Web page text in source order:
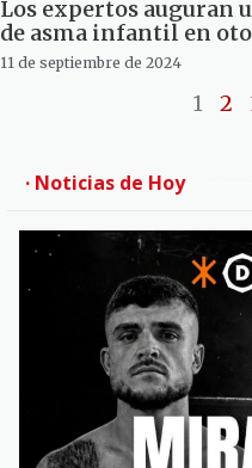
Los expertos auguran
de asma infantil en
11 de septiembre de 2024
1 2
· Noticias de Hoy